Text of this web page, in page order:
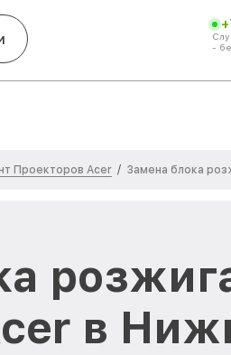
-
Проекторов Acer / Замена блока
в